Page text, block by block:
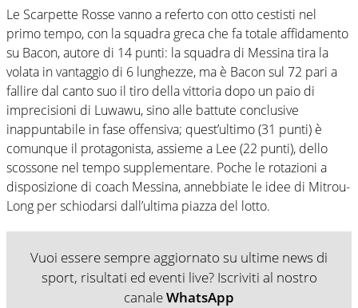
Le Scarpette Rosse vanno a referto con otto cestisti nel
primo tempo, con la squadra greca che fa totale affidamento
su Bacon, autore di 14 punti: la squadra di Messina tira la
volata in vantaggio di 6 lunghezze, ma è Bacon sul 72 pari a
fallire dal canto suo il tiro della vittoria dopo un paio di
imprecisioni di Luwawu, sino alle battute conclusive
inappuntabile in fase offensiva; quest’ultimo (31 punti) è
comunque il protagonista, assieme a Lee (22 punti), dello
scossone nel tempo supplementare. Poche le rotazioni a
disposizione di coach Messina, annebbiate le idee di Mitrou-
Long per schiodarsi dall’ultima piazza del lotto.
Vuoi essere sempre aggiornato su ultime news di
sport, risultati ed eventi live? Iscriviti al nostro
canaleWhatsApp